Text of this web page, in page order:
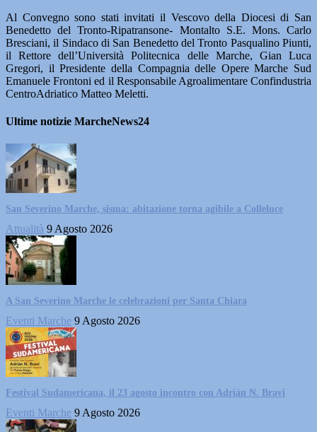
Al Convegno sono stati invitati il Vescovo della Diocesi di San
Benedetto del Tronto-Ripatransone- Montalto S.E. Mons. Carlo
Bresciani, il Sindaco di San Benedetto del Tronto Pasqualino Piunti,
il Rettore dell’Università Politecnica delle Marche, Gian Luca
Gregori, il Presidente della Compagnia delle Opere Marche Sud
Emanuele Frontoni ed il Responsabile Agroalimentare Confindustria
CentroAdriatico Matteo Meletti.
Ultime notizie MarcheNews24
San Severino Marche, sisma: abitazione torna agibile a Colleluce
Attualità 9 Agosto 2026
A San Severino Marche le celebrazioni per Santa Chiara
Eventi Marche 9 Agosto 2026
Festival Sudamericana, il 23 agosto incontro con Adrián N. Bravi
Eventi Marche 9 Agosto 2026